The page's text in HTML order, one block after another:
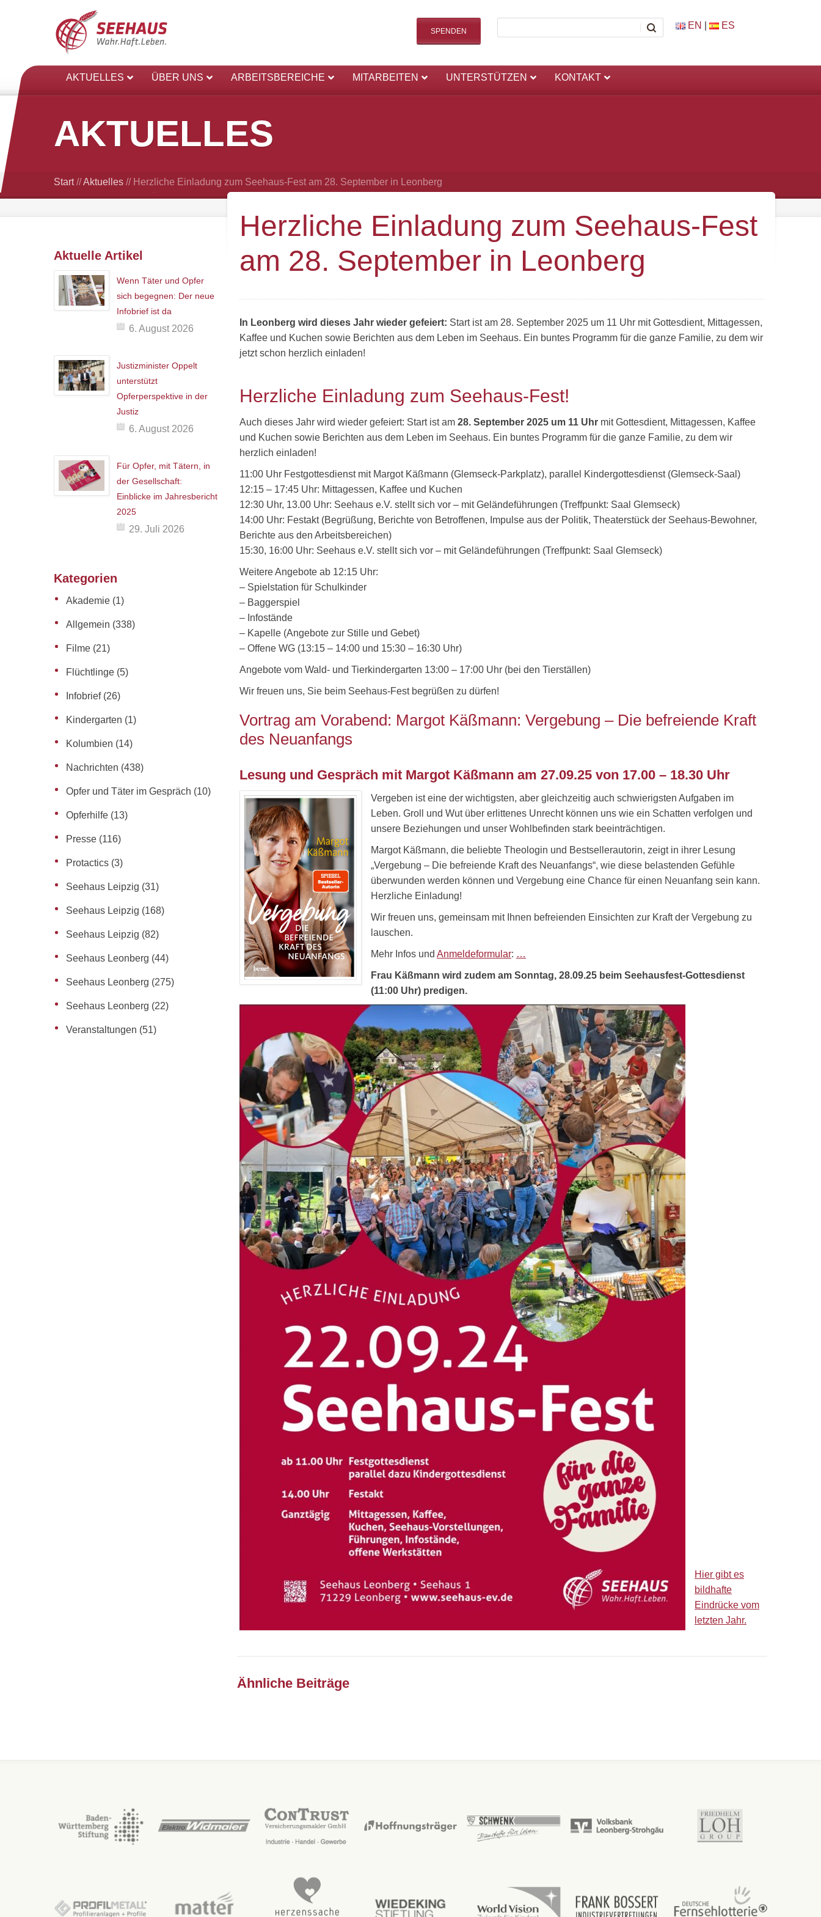
EN ES
SPENDEN
AKTUELLES ÜBER UNS ARBEITSBEREICHE MITARBEITEN UNTERSTÜTZEN KONTAKT
AKTUELLES
Start//Aktuelles // Herzliche Einladung zum Seehaus-Fest am 28. September in Leonberg
Herzliche Einladung zum Seehaus-Fest
am 28. September in Leonberg
In Leonberg wird dieses Jahr wieder gefeiert: Start ist am 28. September 2025 um 11 Uhr mit Gottesdient, Mittagessen,
Kaffee und Kuchen sowie Berichten aus dem Leben im Seehaus. Ein buntes Programm für die ganze Familie, zu dem wir
jetzt schon herzlich einladen!
Herzliche Einladung zum Seehaus-Fest!
Auch dieses Jahr wird wieder gefeiert: Start ist am 28. September 2025 um 11 Uhr mit Gottesdient, Mittagessen, Kaffee
und Kuchen sowie Berichten aus dem Leben im Seehaus. Ein buntes Programm für die ganze Familie, zu dem wir
herzlich einladen!
11:00 Uhr Festgottesdienst mit Margot Käßmann (Glemseck-Parkplatz), parallel Kindergottesdienst (Glemseck-Saal)
12:15 – 17:45 Uhr: Mittagessen, Kaffee und Kuchen
12:30 Uhr, 13.00 Uhr: Seehaus e.V. stellt sich vor – mit Geländeführungen (Treffpunkt: Saal Glemseck)
14:00 Uhr: Festakt (Begrüßung, Berichte von Betroffenen, Impulse aus der Politik, Theaterstück der Seehaus-Bewohner,
Berichte aus den Arbeitsbereichen)
15:30, 16:00 Uhr: Seehaus e.V. stellt sich vor – mit Geländeführungen (Treffpunkt: Saal Glemseck)
Weitere Angebote ab 12:15 Uhr:
– Spielstation für Schulkinder
– Baggerspiel
– Infostände
– Kapelle (Angebote zur Stille und Gebet)
– Offene WG (13:15 – 14:00 und 15:30 – 16:30 Uhr)
Angebote vom Wald- und Tierkindergarten 13:00 – 17:00 Uhr (bei den Tierställen)
Wir freuen uns, Sie beim Seehaus-Fest begrüßen zu dürfen!
Vortrag am Vorabend: Margot Käßmann: Vergebung – Die befreiende Kraft
des Neuanfangs
Lesung und Gespräch mit Margot Käßmann am 27.09.25 von 17.00 – 18.30 Uhr
Vergeben ist eine der wichtigsten, aber gleichzeitig auch schwierigsten Aufgaben im
Leben. Groll und Wut über erlittenes Unrecht können uns wie ein Schatten verfolgen und
unsere Beziehungen und unser Wohlbefinden stark beeinträchtigen.
Margot Käßmann, die beliebte Theologin und Bestsellerautorin, zeigt in ihrer Lesung
„Vergebung – Die befreiende Kraft des Neuanfangs“, wie diese belastenden Gefühle
überwunden werden können und Vergebung eine Chance für einen Neuanfang sein kann.
Herzliche Einladung!
Wir freuen uns, gemeinsam mit Ihnen befreienden Einsichten zur Kraft der Vergebung zu
lauschen.
Mehr Infos und Anmeldeformular: …
Frau Käßmann wird zudem am Sonntag, 28.09.25 beim Seehausfest-Gottesdienst
(11:00 Uhr) predigen.
Hier gibt es
bildhafte
Eindrücke vom
letzten Jahr.
Ähnliche Beiträge
Aktuelle Artikel
Wenn Täter und Opfer
sich begegnen: Der neue
Infobrief ist da
6. August 2026
Justizminister Oppelt
unterstützt
Opferperspektive in der
Justiz
6. August 2026
Für Opfer, mit Tätern, in
der Gesellschaft:
Einblicke im Jahresbericht
2025
29. Juli 2026
Kategorien
Akademie (1)
Allgemein (338)
Filme (21)
Flüchtlinge (5)
Infobrief(26)
Kindergarten (1)
Kolumbien (14)
Nachrichten (438)
Opfer und Täter im Gespräch (10)
Opferhilfe (13)
Presse (116)
Protactics (3)
Seehaus Leipzig (31)
Seehaus Leipzig (168)
Seehaus Leipzig (82)
Seehaus Leonberg (44)
Seehaus Leonberg (275)
Seehaus Leonberg (22)
Veranstaltungen (51)